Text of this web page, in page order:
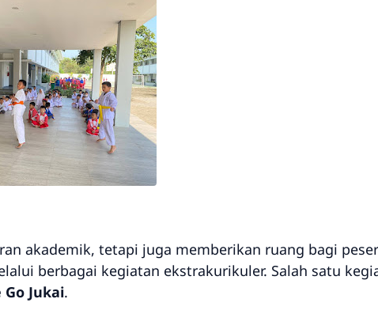
akademik, tetapi juga memberikan ruang bagi
berbagai kegiatan ekstrakurikuler. Salah satu
Jukai.